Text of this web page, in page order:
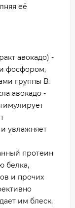
её
авокадо) -
фосфором,
группы В.
авокадо -
увлажняет
протеин
белка,
и прочих
им блеск,